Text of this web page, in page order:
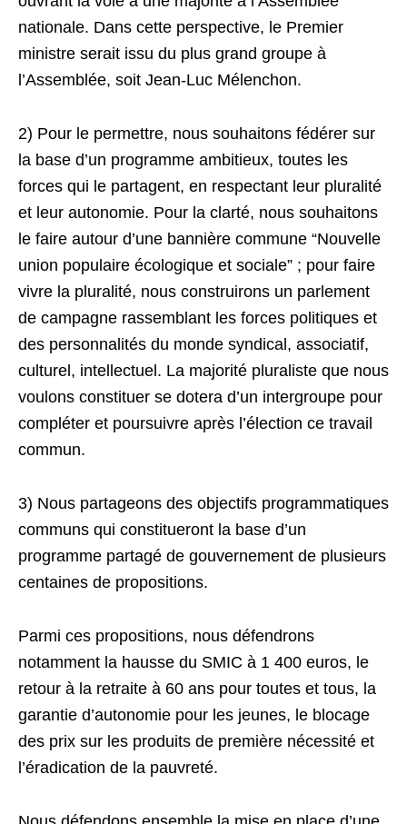
nationale. Dans cette perspective, le Premier
ministre serait issu du plus grand groupe à
l’Assemblée, soit Jean-Luc Mélenchon.
2) Pour le permettre, nous souhaitons fédérer sur
la base d’un programme ambitieux, toutes les
forces qui le partagent, en respectant leur pluralité
et leur autonomie. Pour la clarté, nous souhaitons
le faire autour d’une bannière commune “Nouvelle
union populaire écologique et sociale” ; pour faire
vivre la pluralité, nous construirons un parlement
de campagne rassemblant les forces politiques et
des personnalités du monde syndical, associatif,
culturel, intellectuel. La majorité pluraliste que nous
voulons constituer se dotera d’un intergroupe pour
compléter et poursuivre après l’élection ce travail
commun.
3) Nous partageons des objectifs programmatiques
communs qui constitueront la base d’un
programme partagé de gouvernement de plusieurs
centaines de propositions.
Parmi ces propositions, nous défendrons
notamment la hausse du SMIC à 1 400 euros, le
retour à la retraite à 60 ans pour toutes et tous, la
garantie d’autonomie pour les jeunes, le blocage
des prix sur les produits de première nécessité et
l’éradication de la pauvreté.